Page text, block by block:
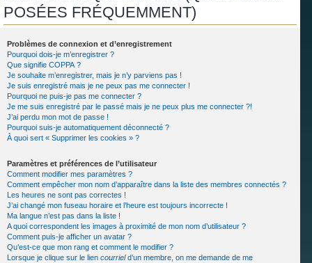
e
POSÉES FRÉQUEMMENT)
Problèmes de connexion et d’enregistrement
Pourquoi dois-je m’enregistrer ?
Que signifie COPPA ?
Je souhaite m’enregistrer, mais je n’y parviens pas !
Je suis enregistré mais je ne peux pas me connecter !
Pourquoi ne puis-je pas me connecter ?
Je me suis enregistré par le passé mais je ne peux plus me connecter ?!
J’ai perdu mon mot de passe !
Pourquoi suis-je automatiquement déconnecté ?
À quoi sert « Supprimer les cookies » ?
Paramètres et préférences de l’utilisateur
Comment modifier mes paramètres ?
Comment empêcher mon nom d’apparaître dans la liste des membres connectés ?
Les heures ne sont pas correctes !
J’ai changé mon fuseau horaire et l’heure est toujours incorrecte !
Ma langue n’est pas dans la liste !
A quoi correspondent les images à proximité de mon nom d’utilisateur ?
Comment puis-je afficher un avatar ?
Qu’est-ce que mon rang et comment le modifier ?
Lorsque je clique sur le lien courrield’un membre, on me demande de me